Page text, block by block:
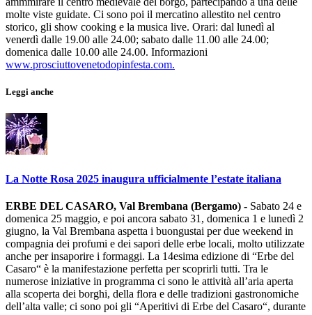
molte viste guidate. Ci sono poi il mercatino allestito nel centro
storico, gli show cooking e la musica live. Orari: dal lunedì al
venerdì dalle 19.00 alle 24.00; sabato dalle 11.00 alle 24.00;
domenica dalle 10.00 alle 24.00. Informazioni
www.prosciuttovenetodopinfesta.com.
Leggi anche
La Notte Rosa 2025 inaugura ufficialmente l’estate italiana
ERBE DEL CASARO, Val Brembana (Bergamo) - Sabato 24 e
domenica 25 maggio, e poi ancora sabato 31, domenica 1 e lunedì 2
giugno, la Val Brembana aspetta i buongustai per due weekend in
compagnia dei profumi e dei sapori delle erbe locali, molto utilizzate
anche per insaporire i formaggi. La 14esima edizione di “Erbe del
Casaro“ è la manifestazione perfetta per scoprirli tutti. Tra le
numerose iniziative in programma ci sono le attività all’aria aperta
alla scoperta dei borghi, della flora e delle tradizioni gastronomiche
dell’alta valle; ci sono poi gli “Aperitivi di Erbe del Casaro“, durante